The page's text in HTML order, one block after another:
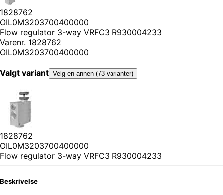
1828762
OIL0M3203700400000
Flow regulator 3-way VRFC3 R930004233
Varenr. 1828762
OIL0M3203700400000
Valgt variant Velg en annen (73 varianter)
1828762
OIL0M3203700400000
Flow regulator 3-way VRFC3 R930004233
Beskrivelse